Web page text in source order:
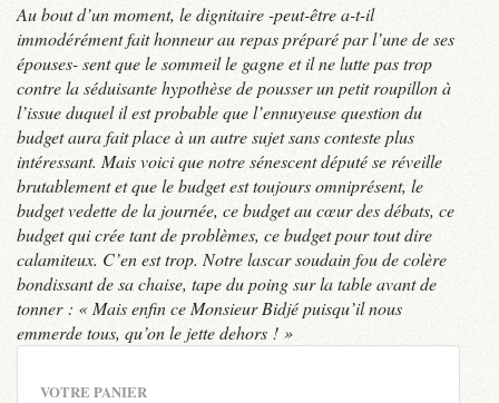
Au bout d’un moment, le dignitaire -peut-être a-t-il
immodérément fait honneur au repas préparé par l’une de ses
épouses- sent que le sommeil le gagne et il ne lutte pas trop
contre la séduisante hypothèse de pousser un petit roupillon à
l’issue duquel il est probable que l’ennuyeuse question du
budget aura fait place à un autre sujet sans conteste plus
intéressant. Mais voici que notre sénescent député se réveille
brutablement et que le budget est toujours omniprésent, le
budget vedette de la journée, ce budget au cœur des débats, ce
budget qui crée tant de problèmes, ce budget pour tout dire
calamiteux. C’en est trop. Notre lascar soudain fou de colère
bondissant de sa chaise, tape du poing sur la table avant de
tonner : « Mais enfin ce Monsieur Bidjé puisqu’il nous
emmerde tous, qu’on le jette dehors ! »
VOTRE PANIER